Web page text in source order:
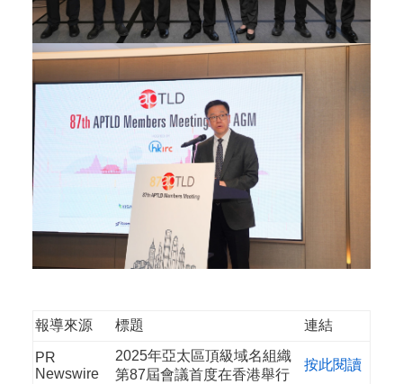
報導來源 標題 連結
PR
Newswire
2025年亞太區頂級域名組織
第87屆會議首度在香港舉行
按此閱讀